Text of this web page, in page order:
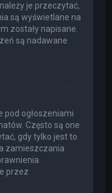
je przeczytać,
są wyświetlane na
zostały napisane.
są nadawane
pod ogłoszeniami
Często są one
gdy tylko jest to
zamieszczania
przez